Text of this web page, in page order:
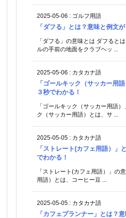
2025-05-06 : ゴルフ用語
「ダフる」とは？意味と例文
「ダフる」の意味とは ダフると
ルの手前の地面をクラブヘッ ...
2025-05-06 : カタカナ語
「ゴールキック（サッカー用
３秒でわかる！
「ゴールキック（サッカー用語
ク（サッカー用語）とは、サ ...
2025-05-05 : カタカナ語
「ストレート(カフェ用語）」
でわかる！
「ストレート(カフェ用語）」の
用語）とは、コーヒー豆 ...
2025-05-05 : カタカナ語
「カフェプランナー」とは？